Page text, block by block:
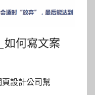
如何寫文案
設計公司幫